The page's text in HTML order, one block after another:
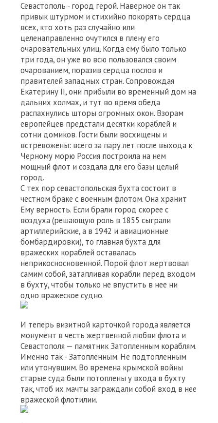
Севастополь - город герой. Наверное он так
привык штурмом и стихийно покорять сердца
всех, кто хоть раз случайно или
целенаправленно очутился в плену его
очаровательных улиц. Когда ему было только
три года, он уже во всю пользовался своим
очарованием, поразив сердца послов и
правителей западных стран. Сопровождая
Екатерину ІІ, они прибыли во временный дом на
дальних холмах, и тут во время обеда
распахнулись шторы огромных окон. Взорам
европейцев предстали десятки кораблей и
сотни домиков. Гости были восхищены и
встревожены: всего за пару лет после выхода к
Черному морю Россия построила на нем
мощный флот и создала для его базы целый
город.
С тех пор севастопольская бухта состоит в
честном браке с военным флотом. Она хранит
Ему верность. Если брали город скорее с
воздуха (решающую роль в 1855 сыграли
артиллерийские, а в 1942 и авиационные
бомбардировки), то главная бухта для
вражеских кораблей оставалась
неприкосносновенной. Порой флот жертвовал
самим собой, затапливая корабли перед входом
в бухту, чтобы только не впустить в нее ни
одно вражеское судно.
И теперь визитной карточкой города является
монумент в честь жертвенной любви флота и
Севастополя — памятник Затопленным кораблям.
Именно так - Затопленным. Не подтопленным
или утонувшим. Во времена крымской войны
старые суда были потоплены у входа в бухту
так, чтоб их мачты заграждали собой вход в нее
вражеской флотилии.